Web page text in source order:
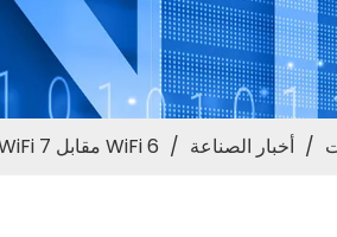
/ أخبار الصناعة / WiFi 6 مقابل WiFi 7: ما هي الترقية الحقيقية لشبكتك المنزلية؟